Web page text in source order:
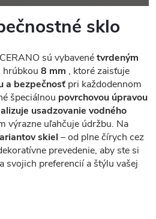
sklo
sú vybavenétvrdeným
hrúbkou 8 mm , ktoré zaisťuje
a bezpečnosť pri každodennom
špeciálnou povrchovou úpravou
usadzovanie vodného
výrazne uľahčuje údržbu. Na
skiel – od plne čírych cez
prevedenie, aby ste si
svojich preferencií a štýlu vašej